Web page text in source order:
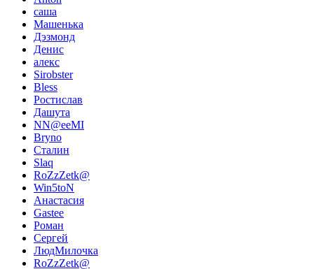
саша
Машенька
Дэзмонд
Денис
алекс
Sirobster
Bless
Ростислав
Дашута
NN@eeMI
Bryno
Сталин
Slaq
RoZzZetk@
Win5toN
Анастасия
Gastee
Роман
Сергей
ЛюдМилочка
RoZzZetk@